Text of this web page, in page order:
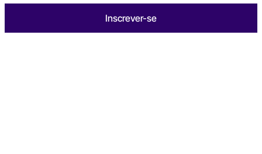
Inscrever-se